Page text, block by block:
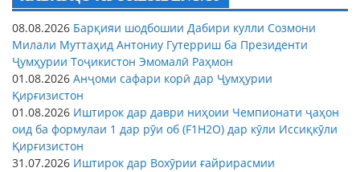
08.08.2026 Барқияи шодбошии Дабири кулли Созмони
Милали Муттаҳид Антониу Гутерриш ба Президенти
Ҷумҳурии Тоҷикистон Эмомалӣ Раҳмон
01.08.2026 Анҷоми сафари корӣ дар Ҷумҳурии
Қирғизистон
01.08.2026 Иштирок дар даври ниҳоии Чемпионати ҷаҳон
оид ба формулаи 1 дар рӯи об (F1H2O) дар кӯли Иссиқкӯли
Қирғизистон
31.07.2026 Иштирок дар Вохӯрии ғайрирасмии